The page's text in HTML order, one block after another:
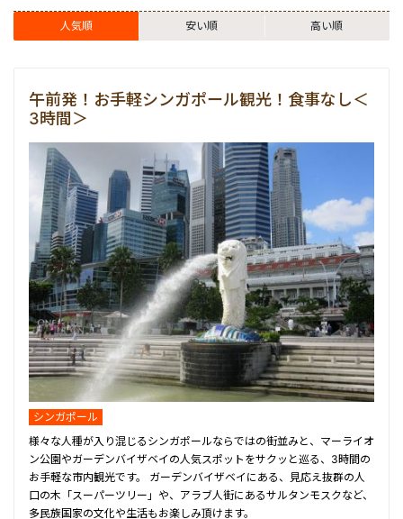
人気順 安い順 高い順
午前発！お手軽シンガポール観光！食事なし＜
3時間＞
シンガポール
様々な人種が入り混じるシンガポールならではの街並みと、マーライオ
ン公園やガーデンバイザベイの人気スポットをサクッと巡る、3時間の
お手軽な市内観光です。 ガーデンバイザベイにある、見応え抜群の人
口の木「スーパーツリー」や、アラブ人街にあるサルタンモスクなど、
多民族国家の文化や生活もお楽しみ頂けます。
フ
ツアー
ット・パス
ガポール
ボジア